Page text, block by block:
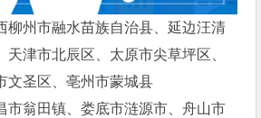
柳州市融水苗族自治县、延边汪清
天津市北辰区、太原市尖草坪区、
文圣区、亳州市蒙城县
市翁田镇、娄底市涟源市、舟山市